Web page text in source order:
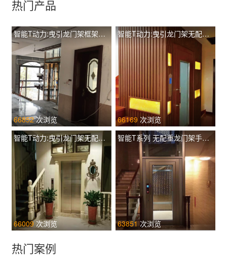
热门产品
智能T动力:曳引龙门架框架观光有配重TIL-L T260
66852 次浏览
智能T动力:曳引龙门架无配重土建井道手动门 TIL-L T400
66169 次浏览
智能T动力:曳引龙门架无配重土建井道 TIL-L T320
66009 次浏览
智能T系列 无配重龙门架手动门 TIL-F T260
63851 次浏览
热门案例